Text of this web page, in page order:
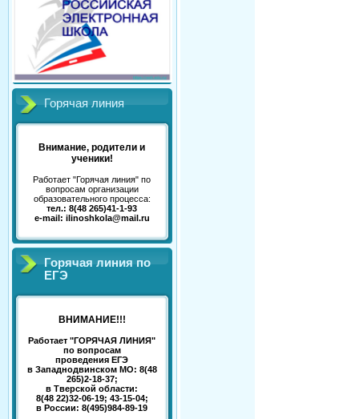
Горячая линия
Внимание, родители и
ученики!
Работает "Горячая линия" по
вопросам организации
образовательного процесса:
тел.: 8(48 265)41-1-93
e-mail: ilinoshkola@mail.ru
Горячая линия по
ЕГЭ
ВНИМАНИЕ!!!
Работает "ГОРЯЧАЯ ЛИНИЯ"
по вопросам
проведения ЕГЭ
в Западнодвинском МО: 8(48
265)2-18-37;
в Тверской области:
8(48 22)32-06-19; 43-15-04;
в России: 8(495)984-89-19